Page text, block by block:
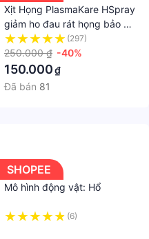
Xịt Họng PlasmaKare HSpray
giảm ho đau rát họng bảo vệ
đường hô hấp.Xịt họng cho
bé từ 6 tháng
tuổi.suckhoechomoinha
(297)
250.000 ₫ -40%
150.000₫
Đã bán 81
SHOPEE
Mô hình động vật: Hổ
(6)